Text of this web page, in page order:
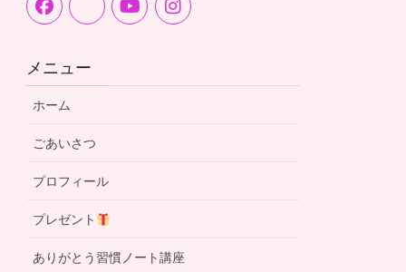
メニュー
ホーム
ごあいさつ
プロフィール
プレゼント
ありがとう習慣ノート講座